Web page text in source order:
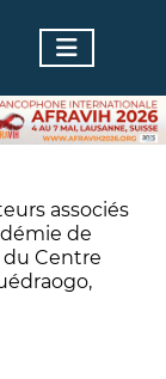
associés
de
du Centre